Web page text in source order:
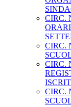
CIRC.
CIRC.
CIRC.
CIRC.